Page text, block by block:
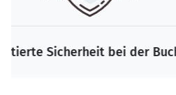
Die größte Auswahl